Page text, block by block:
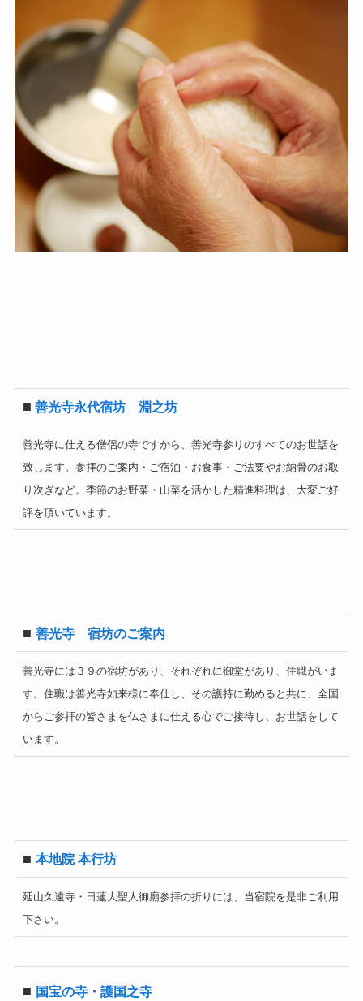
■ 善光寺永代宿坊 淵之坊
善光寺に仕える僧侶の寺ですから、善光寺参りのすべてのお世話を
致します。参拝のご案内・ご宿泊・お食事・ご法要やお納骨のお取
り次ぎなど。季節のお野菜・山菜を活かした精進料理は、大変ご好
評を頂いています。
■ 善光寺 宿坊のご案内
善光寺には３９の宿坊があり、それぞれに御堂があり、住職がいま
す。住職は善光寺如来様に奉仕し、その護持に勤めると共に、全国
からご参拝の皆さまを仏さまに仕える心でご接待し、お世話をして
います。
■ 本地院 本行坊
延山久遠寺・日蓮大聖人御廟参拝の折りには、当宿院を是非ご利用
下さい。
■ 国宝の寺・護国之寺